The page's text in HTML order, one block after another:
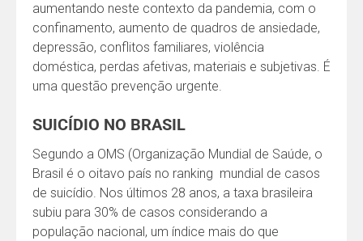
aumentando neste contexto da pandemia, com o
confinamento, aumento de quadros de ansiedade,
depressão, conflitos familiares, violência
doméstica, perdas afetivas, materiais e subjetivas. É
uma questão prevenção urgente.
SUICÍDIO NO BRASIL
Segundo a OMS (Organização Mundial de Saúde, o
Brasil é o oitavo país no ranking mundial de casos
de suicídio. Nos últimos 28 anos, a taxa brasileira
subiu para 30% de casos considerando a
população nacional, um índice mais do que